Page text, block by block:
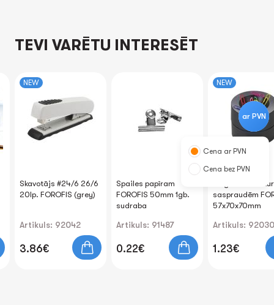
TEVI VARĒTU INTERESĒT
NEW
Skavotājs #24/6 26/6
20lp. FOROFIS (grey)
Artikuls: 92042
3.86€
Spailes papīram
FOROFIS 50mm 1gb.
sudraba
Artikuls: 91487
0.22€
NEW
Magnētiskais
saspraudēm
57x70x70mm
Artikuls: 92030
1.23€
ar PVN
Cena ar PVN
Cena bez PVN